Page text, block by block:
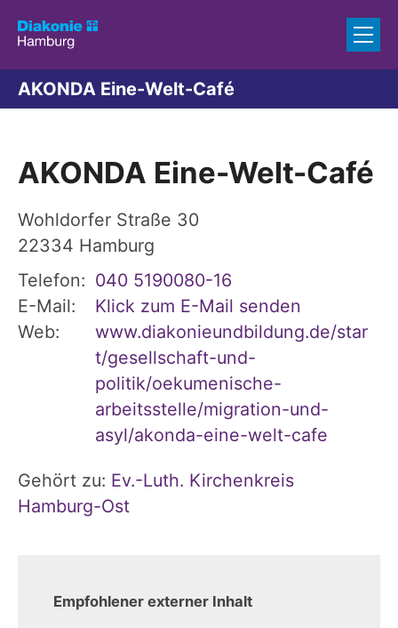
AKONDA Eine-Welt-Café
AKONDA Eine-Welt-Café
Wohldorfer Straße 30
22334 Hamburg
Telefon: 040 5190080-16
E-Mail:
Klick zum E-Mail senden
Web:
www.diakonieundbildung.de/star
t/gesellschaft-und-
politik/oekumenische-
arbeitsstelle/migration-und-
asyl/akonda-eine-welt-cafe
Gehört zu: Ev.-Luth. Kirchenkreis
Hamburg-Ost
Empfohlener externer Inhalt